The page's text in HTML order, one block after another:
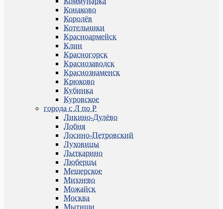
Конаково
Королёв
Котельники
Красноармейск
Клин
Красногорск
Краснозаводск
Краснознаменск
Крюково
Кубинка
Куровское
города с Л по Р
Ликино-Дулёво
Лобня
Лосино-Петровский
Луховицы
Лыткарино
Люберцы
Мещерское
Михнево
Можайск
Москва
Мытищи